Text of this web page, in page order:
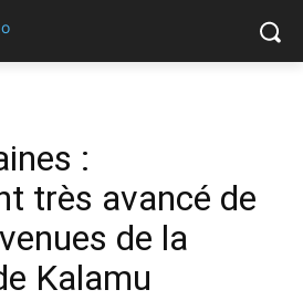
:
très avancé de
de la
Kalamu